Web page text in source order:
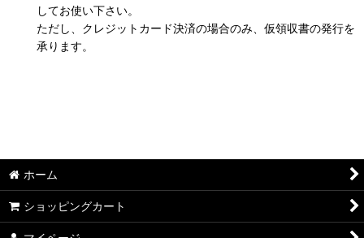
してお使い下さい。
ただし、クレジットカード決済の場合のみ、仮領収書の発行を
承ります。
ホーム
ショッピングカート